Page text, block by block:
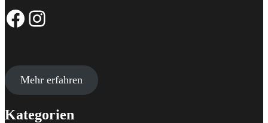
Facebook-SeiteInstagram-Profil
Mehr erfahren
Kategorien